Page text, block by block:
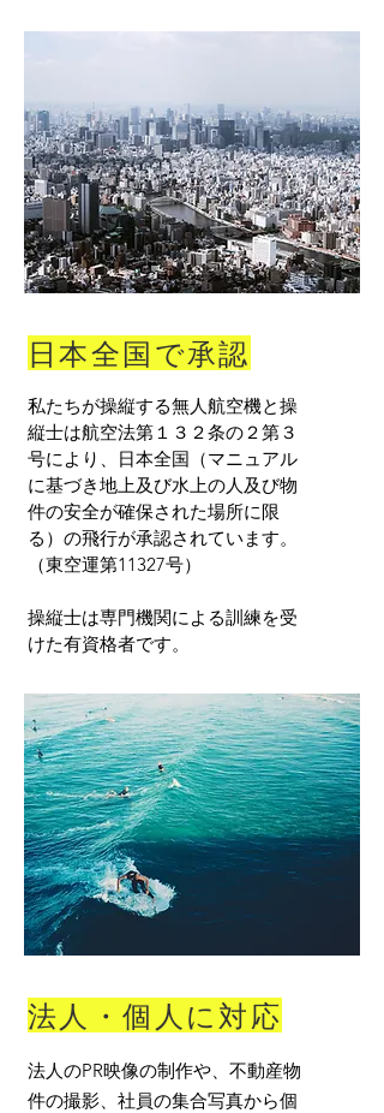
​日本全国で承認
私たちが操縦する無人航空機と操
縦士は航空法第１３２条の２第３
号により、日本全国（マニュアル
に基づき地上及び水上の人及び物
件の安全が確保された場所に限
る）の飛行が承認されています。
（​東空運第11327号）
操縦士は専門機関による訓練を受
けた有資格者です。
法人・個人に対応
法人のPR映像の制作や、不動産物
件の撮影、社員の集合写真から個